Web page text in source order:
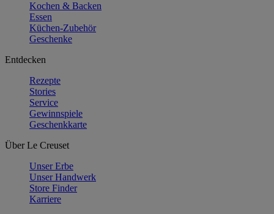
Kochen & Backen
Essen
Küchen-Zubehör
Geschenke
Entdecken
Rezepte
Stories
Service
Gewinnspiele
Geschenkkarte
Über Le Creuset
Unser Erbe
Unser Handwerk
Store Finder
Karriere